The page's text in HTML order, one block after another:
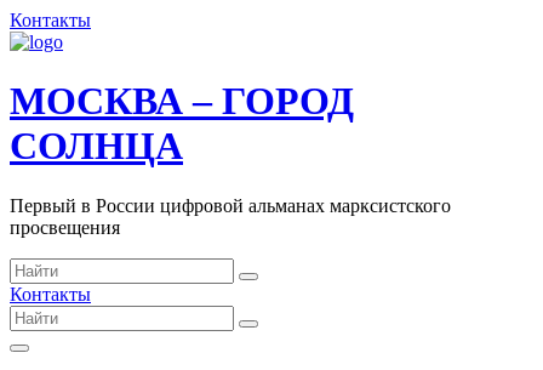
Контакты
МОСКВА – ГОРОД
СОЛНЦА
Первый в России цифровой альманах марксистского
просвещения
Контакты